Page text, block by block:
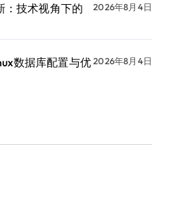
：技术视角下的
2026年8月4日
数据库配置与优2026年8月4日